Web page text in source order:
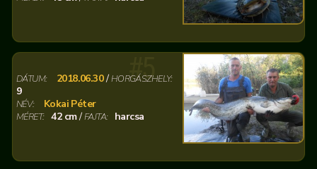
#5
DÁTUM: 2018.06.30/HORGÁSZHELY:
9
NÉV: Kokai Péter
MÉRET: 42 cm/FAJTA: harcsa